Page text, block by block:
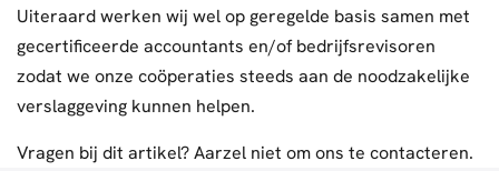
Uiteraard werken wij wel op geregelde basis samen met
gecertificeerde accountants en/of bedrijfsrevisoren
zodat we onze coöperaties steeds aan de noodzakelijke
verslaggeving kunnen helpen.
Vragen bij dit artikel? Aarzel niet om ons te contacteren.